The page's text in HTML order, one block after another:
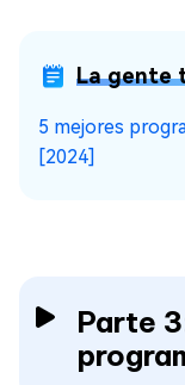
La gente
5 mejores
[2024]
Parte